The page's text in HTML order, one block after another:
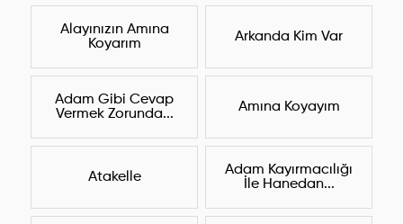
Alayınızın Amına
Koyarım
Arkanda Kim Var
Adam Gibi Cevap
Vermek Zorunda...
Amına Koyayım
Atakelle
Adam Kayırmacılığı
İle Hanedan...